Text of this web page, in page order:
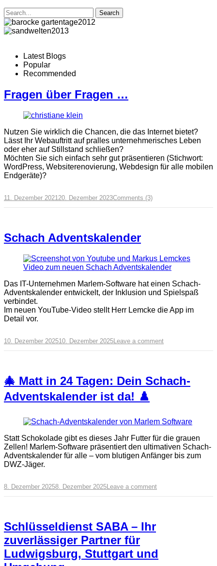
Latest Blogs
Popular
Recommended
Fragen über Fragen …
Nutzen Sie wirklich die Chancen, die das Internet bietet?
Lässt Ihr Webauftritt auf pralles unternehmerisches Leben
oder eher auf Stillstand schließen?
Möchten Sie sich einfach sehr gut präsentieren (Stichwort:
WordPress, Websiterenovierung, Webdesign für alle mobilen
Endgeräte)?
11. Dezember 2021 20. Dezember 2023Comments (3)
Schach Adventskalender
Das IT-Unternehmen Marlem-Software hat einen Schach-
Adventskalender entwickelt, der Inklusion und Spielspaß
verbindet.
Im neuen YouTube-Video stellt Herr Lemcke die App im
Detail vor.
10. Dezember 202510. Dezember 2025Leave a comment
🎄 Matt in 24 Tagen: Dein Schach-
Adventskalender ist da! ♟️
Statt Schokolade gibt es dieses Jahr Futter für die grauen
Zellen! Marlem-Software präsentiert den ultimativen Schach-
Adventskalender für alle – vom blutigen Anfänger bis zum
DWZ-Jäger.
8. Dezember 20258. Dezember 2025Leave a comment
Schlüsseldienst SABA – Ihr
zuverlässiger Partner für
Ludwigsburg, Stuttgart und